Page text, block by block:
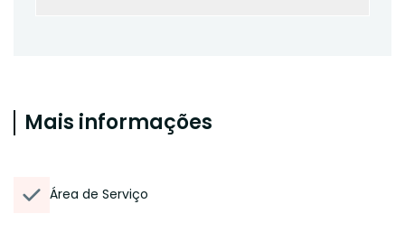
Mais informações
Área de Serviço